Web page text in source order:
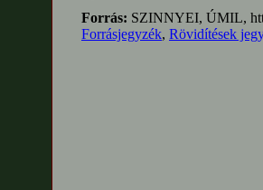
Forrás: SZINNYEI, ÚMIL,
Forrásjegyzék, Rövidítések